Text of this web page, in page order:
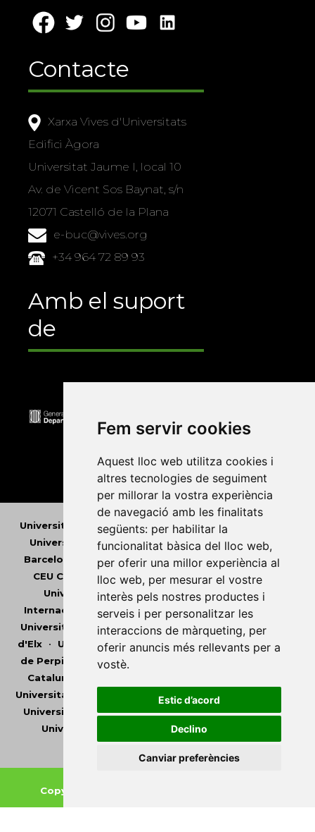
Fem servir cookies
Aquest lloc web utilitza cookies i
altres tecnologies de seguiment
per millorar la vostra experiència
de navegació amb les finalitats
següents: per habilitar la
funcionalitat bàsica del lloc web,
per oferir una millor experiència al
lloc web, per mesurar el vostre
interès pels nostres productes i
serveis i per personalitzar les
interaccions de màrqueting, per
oferir anuncis més rellevants per a
vostè.
Estic d’acord
Declino
Canviar preferències
Contacte
Xarxa Vives d'Universitats
Edifici Àgora
Universitat Jaume I, local 10
Av. de Vicent Sos Baynat, s/n
12071 Castelló de la Plana
e-buc@vives.org
+34 964 72 89 93
Amb el suport
de
Universitat Abat Oliba CEU•Universitat d'Alacant
Universitat d'Andorra•Universitat Autònoma de
Barcelona
Universitat de Barcelona•Universitat
CEU Cardenal Herrera
•Universitat de Girona
Universitat de les Illes Balears•Universitat
Internacional de Catalunya •Universitat Jaume I
Universitat de Lleida•Universitat Miguel Hernández
d'Elx• Universitat Oberta de Catalunya•Universitat
de Perpinyà Via Domitia
Catalunya
Universitat Pompeu Fabra
• Universitat Ramon Llull
Universitat Rovira i Virgili•Universitat de Sàsser•
Universitat de València
•Universitat de Vic -
Universitat Central de Catalunya
Copyright © 2026